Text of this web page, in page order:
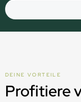
DEINE VORTEILE
Profitiere